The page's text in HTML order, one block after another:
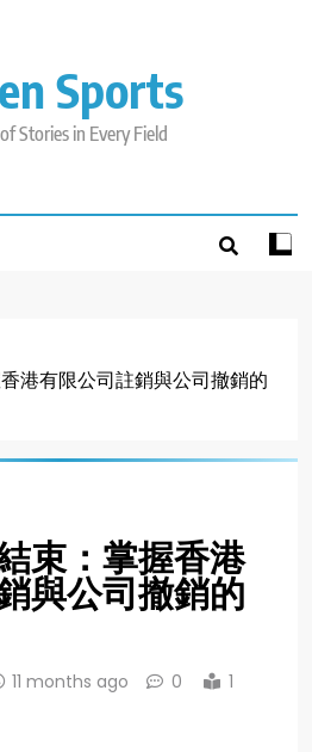
Sports
Stories in Every Field
港有限公司註銷與公司撤銷的
束：掌握香港
與公司撤銷的
11 months ago 0
1